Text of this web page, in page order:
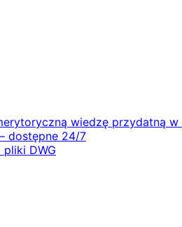
wiedzę przydatną
dostępne 24/7
DWG